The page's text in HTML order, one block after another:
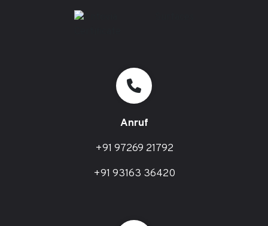
Anruf
+91 97269 21792
+91 93163 36420